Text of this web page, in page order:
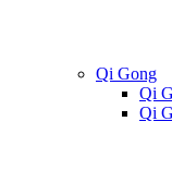
Qi Gong
Qi
Qi